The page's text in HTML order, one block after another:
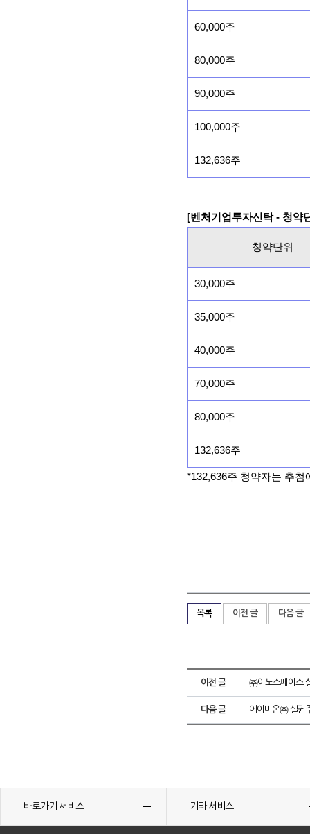
60,000주
80,000주
90,000주
100,000주
132,636주
[벤처기업투자신탁 - 청약
청약단위
30,000주
35,000주
40,000주
70,000주
80,000주
132,636주
*132,636주 청약자는 추
목록 이전 글 다음 글
이전 글 ㈜이노스페이스
다음 글 에이비온㈜ 실권
바로가기 서비스 기타 서비스